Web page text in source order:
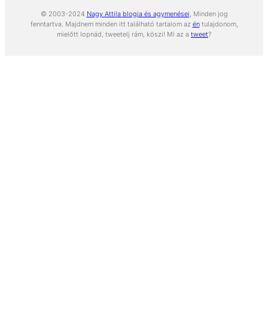
© 2003-2024 Nagy Attila blogja és agymenései, Minden jog
fenntartva. Majdnem minden itt található tartalom az éntulajdonom,
mielőtt lopnád, tweetelj rám, köszi! Mi az a tweet?